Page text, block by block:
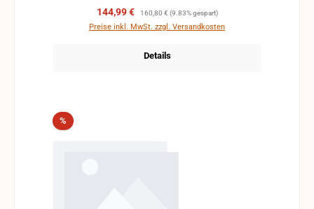
Verkaufspreis:
144,99 € Regulärer Preis:
160,80 € (9.83% gespart)
Preise inkl. MwSt. zzgl. Versandkosten
Details
%Rabatt